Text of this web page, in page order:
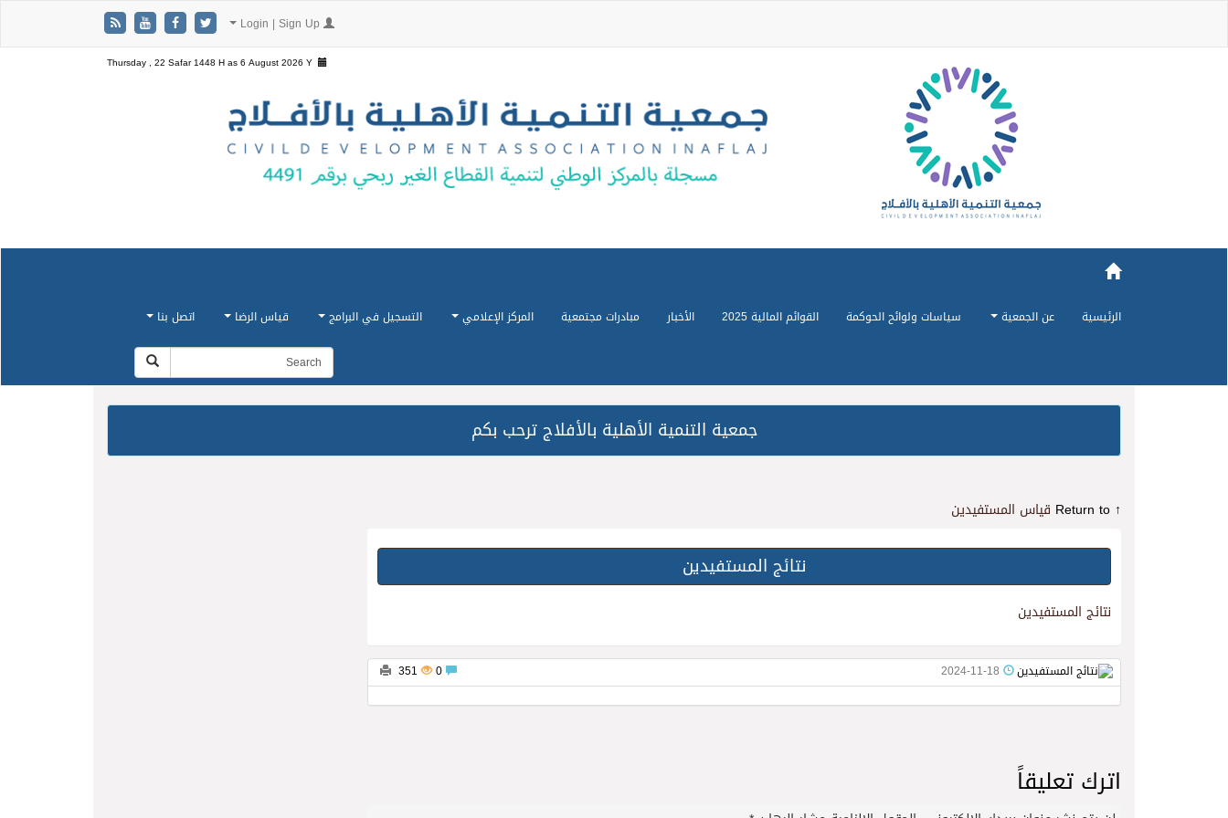
Thursday , 22 Safar 1448 H as6 August 2026 Y
الرئيسية عن الجمعية سياسات ولوائح الحوكمة القوائم المالية 2025 الأخبار مبادرات مجتمعية المركز الإعلامي التسجيل في البرامج قياس الرضا اتصل بنا
جمعية التنمية الأهلية بالأفلاج ترحب بكم
↑ Return to قياس المستفيدين
نتائج المستفيدين
نتائج المستفيدين
2024-11-18
351
اترك تعليقاً